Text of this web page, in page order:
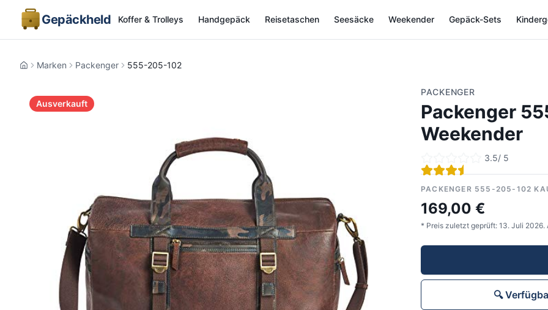
Gepäckheld Koffer & Trolleys Handgepäck Reisetaschen Seesäcke Weekender Gepäck-Sets
HomeMarken Packenger 555-205-102
Ausverkauft
PACKENGER
Packenger
Weekender
3.5/ 5
PACKENGER 555-205-102
169,00 €
* Preis zuletzt geprüft: 13. Juli 2026.
🔍